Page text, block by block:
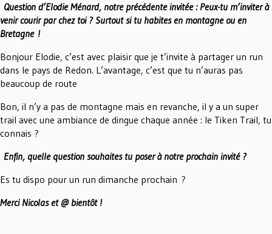
Question d’Elodie Ménard, notre précédente invitée : Peux-tu m’inviter à
venir courir par chez toi ? Surtout si tu habites en montagne ou en
Bretagne !
Bonjour Elodie, c’est avec plaisir que je t’invite à partager un run
dans le pays de Redon. L’avantage, c’est que tu n’auras pas
beaucoup de route
Bon, il n’y a pas de montagne mais en revanche, il y a un super
trail avec une ambiance de dingue chaque année : le Tiken Trail, tu
connais ?
Enfin, quelle question souhaites tu poser à notre prochain invité ?
Es tu dispo pour un run dimanche prochain ?
Merci Nicolas et @ bientôt !